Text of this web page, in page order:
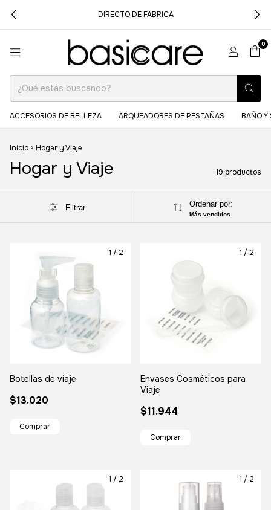
DIRECTO DE FABRICA
0
ACCESORIOS DE BELLEZA ARQUEADORES DE PESTAÑAS BAÑO Y
Inicio > Hogar y Viaje
Hogar y Viaje 19 productos
Filtrar Ordenar por:
Más vendidos
1 / 2
Botellas de viaje
$13.020
1 / 2
Envases Cosméticos para
Viaje
$11.944
1 / 2 1 / 2